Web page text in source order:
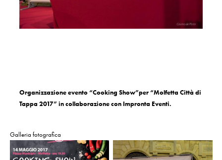
Organizzazione evento “Cooking Show”per “Molfetta Città di
Tappa 2017” in collaborazione con Impronta Eventi.
Galleria fotografica